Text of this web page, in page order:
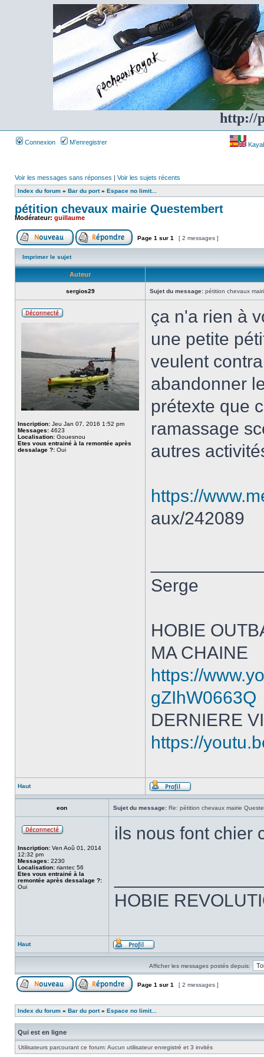
http://
Connexion M’enregistrer
Voir les messages sans réponses | Voir les sujets récents
Index du forum » Bar du port» Espace no limit...
pétition chevaux mairie Questembert
Modérateur: guillaume
Page 1 sur 1 [ 2 messages ]
Imprimer le sujet
Auteur
sergios29 Sujet du message: pétition chevaux
Inscription: Jeu Jan 07, 2016 1:52 pm
Messages: 4623
Localisation: Gouesnou
Etes vous entrainé à la remontée après
dessalage ?: Oui
ça n'a rien à
une petite
veulent
abandonner
prétexte que
ramassage
autres
https://
aux/242089
Serge
HOBIE
MA CHAINE
https://
gZIhW0663Q
DERNIERE
https://
Haut
eon Sujet du message: Re: pétition chevaux mairie
Inscription: Ven Aoû 01, 2014
12:32 pm
Messages: 2230
Localisation: riantec 56
Etes vous entrainé à la
remontée après dessalage ?:
Oui
ils nous font chier
HOBIE
Haut
Afficher les messages postés depuis:
Page 1 sur 1 [ 2 messages ]
Index du forum » Bar du port» Espace no limit...
Qui est en ligne
Utilisateurs parcourant ce forum: Aucun utilisateur enregistré et 3 invités